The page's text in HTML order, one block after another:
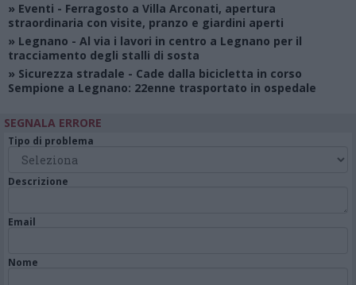
» Eventi - Ferragosto a Villa Arconati, apertura
straordinaria con visite, pranzo e giardini aperti
» Legnano - Al via i lavori in centro a Legnano per il
tracciamento degli stalli di sosta
» Sicurezza stradale - Cade dalla bicicletta in corso
Sempione a Legnano: 22enne trasportato in ospedale
SEGNALA ERRORE
Tipo di problema
Descrizione
Email
Nome